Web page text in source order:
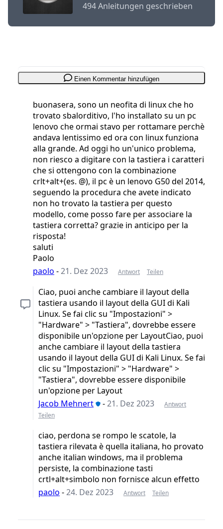
494 Anleitungen geschrieben
Einen Kommentar hinzufügen
buonasera, sono un neofita di linux che ho
trovato sbalorditivo, l'ho installato su un pc
lenovo che ormai stavo per rottamare perchè
andava lentissimo ed ora con linux funziona
alla grande. Ad oggi ho un'unico problema,
non riesco a digitare con la tastiera i caratteri
che si ottengono con la combinazione
crlt+alt+(es. @), il pc è un lenovo G50 del 2014,
seguendo la procedura che avete indicato
non ho trovato la tastiera per questo
modello, come posso fare per associare la
tastiera corretta? grazie in anticipo per la
risposta!
saluti
Paolo
paolo -21. Dez 2023 Antwort Teilen
Ciao, puoi anche cambiare il layout della
tastiera usando il layout della GUI di Kali
Linux. Se fai clic su "Impostazioni" >
"Hardware" > "Tastiera", dovrebbe essere
disponibile un'opzione per LayoutCiao, puoi
anche cambiare il layout della tastiera
usando il layout della GUI di Kali Linux. Se fai
clic su "Impostazioni" > "Hardware" >
"Tastiera", dovrebbe essere disponibile
un'opzione per Layout
Jacob Mehnert
-21. Dez 2023
Antwort
Teilen
ciao, perdona se rompo le scatole, la
tastiera rilevata è quella italiana, ho provato
anche italian windows, ma il problema
persiste, la combinazione tasti
crtl+alt+simbolo non fornisce alcun effetto
paolo -24. Dez 2023 Antwort Teilen